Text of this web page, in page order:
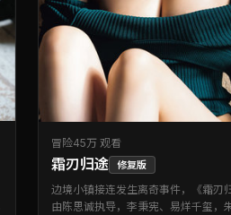
冒险45万 观看
霜刃归途 修复版
边境小镇接连发生离奇事件，《霜刃
由陈思诚执导，李秉宪、易烊千玺，